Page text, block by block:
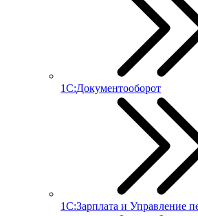
1С:Документооборот
1С:Зарплата и Управление